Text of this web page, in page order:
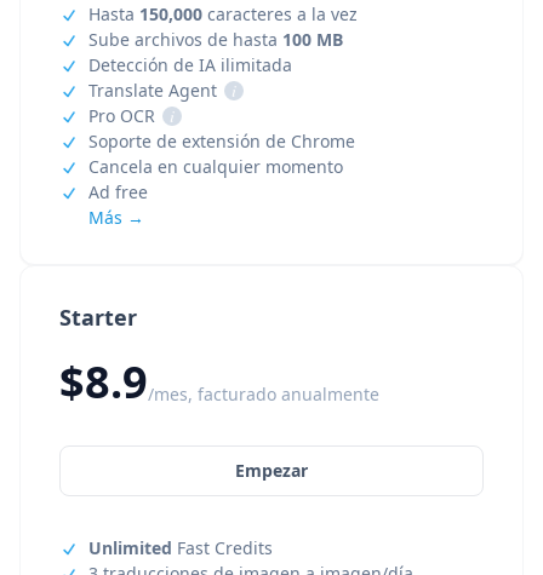
Starter
$8.9/mes, facturado anualmente
Empezar
Unlimited Fast Credits
Hasta 150,000 caracteres a la vez
Sube archivos de hasta 100 MB
Detección de IA ilimitada
Translate Agent
i
Pro OCR
i
Soporte de extensión de Chrome
Cancela en cualquier momento
Ad free
Más →